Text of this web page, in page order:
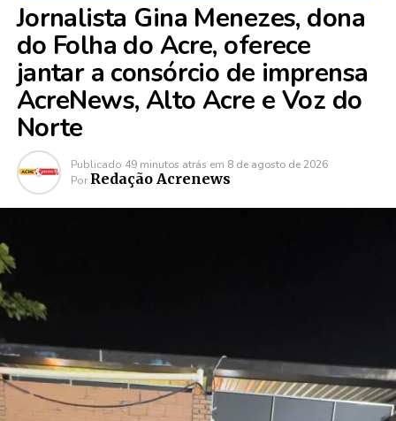
Jornalista Gina Menezes, dona
do Folha do Acre, oferece
jantar a consórcio de imprensa
AcreNews, Alto Acre e Voz do
Norte
Publicado 49 minutos atrás em 8 de agosto de 2026
Por Redação Acrenews